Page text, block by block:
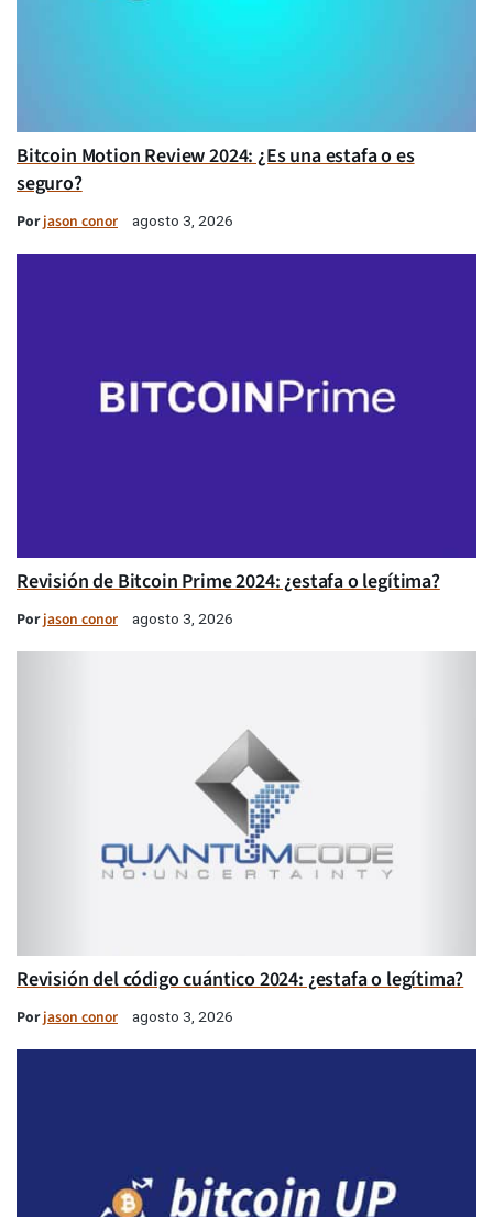
Bitcoin Motion Review 2024: ¿Es una estafa o es
seguro?
Porjason conor agosto 3, 2026
Revisión de Bitcoin Prime 2024: ¿estafa o legítima?
Porjason conor agosto 3, 2026
Revisión del código cuántico 2024: ¿estafa o legítima?
Porjason conor agosto 3, 2026